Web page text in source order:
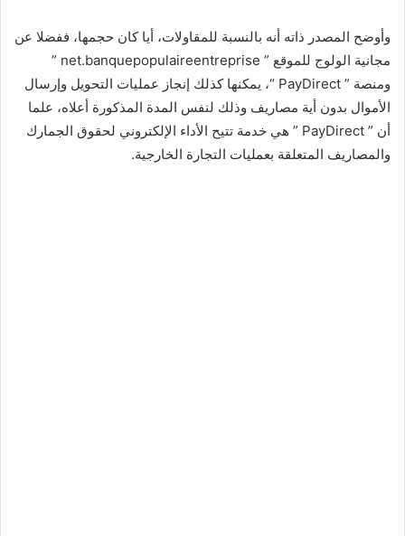
وأوضح المصدر ذاته أنه بالنسبة للمقاولات، أيا كان حجمها، ففضلا عن
مجانية الولوج للموقع ” net.banquepopulaireentreprise ”
ومنصة ” PayDirect “، يمكنها كذلك إنجاز عمليات التحويل وإرسال
الأموال بدون أية مصاريف وذلك لنفس المدة المذكورة أعلاه، علما
أن ” PayDirect ” هي خدمة تتيح الأداء الإلكتروني لحقوق الجمارك
والمصاريف المتعلقة بعمليات التجارة الخارجية.